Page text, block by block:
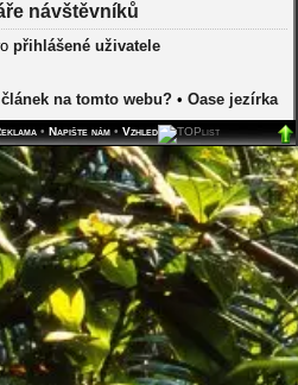
návštěvníků
přihlášené uživatele
na tomto webu?• Oase jezírka
• Napište nám• Vzhled